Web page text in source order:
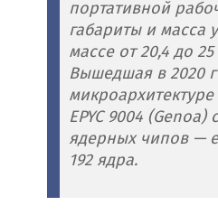
портативной
габариты и масса
массе от 20,4 до
Вышедшая в 2020
EPYC 9004
ядерных чипов —
192 ядра.